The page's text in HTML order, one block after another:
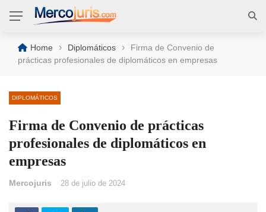
Home › Diplomáticos ›
Firma de Convenio de
prácticas profesionales de diplomáticos en empresas
DIPLOMÁTICOS
Firma de Convenio de prácticas
profesionales de diplomáticos en
empresas
Mercojuris 28 de julio de 2024